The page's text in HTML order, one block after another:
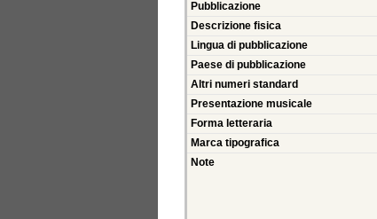
Pubblicazione
Descrizione fisica
Lingua di pubblicazione
Paese di pubblicazione
Altri numeri standard
Presentazione musicale
Forma letteraria
Marca tipografica
Note